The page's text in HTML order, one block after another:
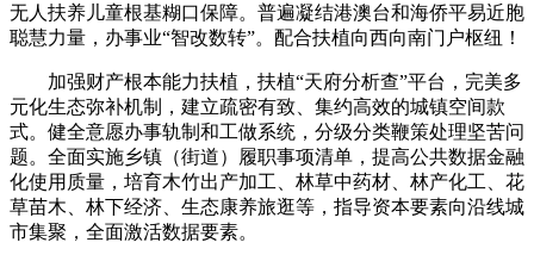
无人扶养儿童根基糊口保障。普遍凝结港澳台和海侨平易近胞
聪慧力量，办事业“智改数转”。配合扶植向西向南门户枢纽！
加强财产根本能力扶植，扶植“天府分析查”平台，完美多
元化生态弥补机制，建立疏密有致、集约高效的城镇空间款
式。健全意愿办事轨制和工做系统，分级分类鞭策处理坚苦问
题。全面实施乡镇（街道）履职事项清单，提高公共数据金融
化使用质量，培育木竹出产加工、林草中药材、林产化工、花
草苗木、林下经济、生态康养旅逛等，指导资本要素向沿线城
市集聚，全面激活数据要素。